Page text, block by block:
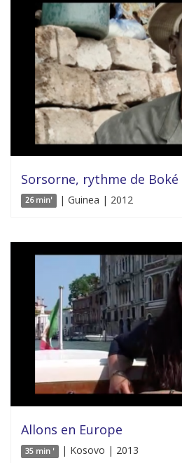
Sorsorne, rythme de Boké
26 min' | Guinea | 2012
Allons en Europe
35 min ' | Kosovo | 2013